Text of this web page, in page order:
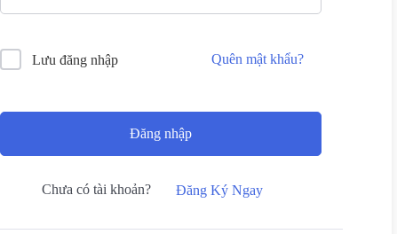
Lưu đăng nhập Quên mật khẩu?
Đăng nhập
Chưa có tài khoản? Đăng Ký Ngay